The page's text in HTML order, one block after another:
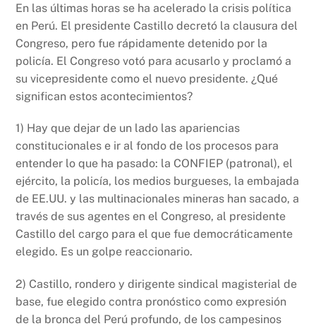
c
e
b
o
o
k
at
s
A
p
p
nt p
y
Li
n
k
En las últimas horas se ha acelerado la crisis política
en Perú. El presidente Castillo decretó la clausura del
Congreso, pero fue rápidamente detenido por la
policía. El Congreso votó para acusarlo y proclamó a
su vicepresidente como el nuevo presidente. ¿Qué
significan estos acontecimientos?
1) Hay que dejar de un lado las apariencias
constitucionales e ir al fondo de los procesos para
entender lo que ha pasado: la CONFIEP (patronal), el
ejército, la policía, los medios burgueses, la embajada
de EE.UU. y las multinacionales mineras han sacado, a
través de sus agentes en el Congreso, al presidente
Castillo del cargo para el que fue democráticamente
elegido. Es un golpe reaccionario.
2) Castillo, rondero y dirigente sindical magisterial de
base, fue elegido contra pronóstico como expresión
de la bronca del Perú profundo, de los campesinos